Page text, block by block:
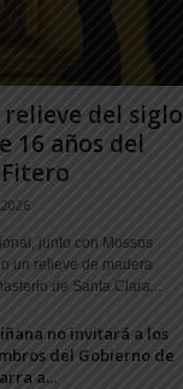
relieve del siglo
16 años del
junto con Mossos
un relieve de madera
de Santa Clara...
no invitará a los
del Gobierno de
a...